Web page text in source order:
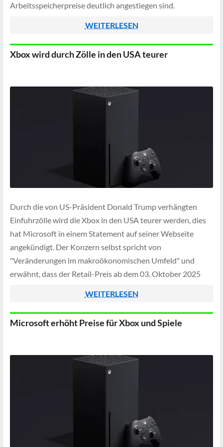
Arbeitsspeicherpreise deutlich angestiegen sind.
WEITERLESEN
Xbox wird durch Zölle in den USA teurer
Durch die von US-Präsident Donald Trump verhängten
Einfuhrzölle wird die Xbox in den USA teurer werden, dies
hat Microsoft in einem Statement auf seiner Webseite
angekündigt. Der Konzern selbst spricht von
"Veränderungen im makroökonomischen Umfeld" und
erwähnt, dass der Retail-Preis ab dem 03. Oktober 2025
WEITERLESEN
Microsoft erhöht Preise für Xbox und Spiele